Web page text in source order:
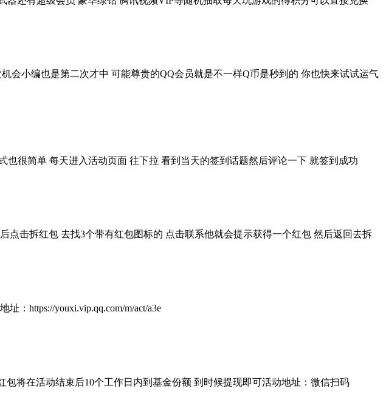
会小编也是第二次才中 可能尊贵的QQ会员就是不一样Q币是秒到的 你也快来试试运气
很简单 每天进入活动页面 往下拉 看到当天的签到话题然后评论一下 就签到成功
点击拆红包 去找3个带有红包图标的 点击联系他就会提示获得一个红包 然后返回去拆
：https://youxi.vip.qq.com/m/act/a3e
将在活动结束后10个工作日内到基金份额 到时候提现即可活动地址：微信扫码